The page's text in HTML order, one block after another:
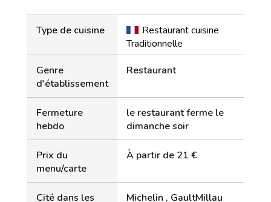
Type de cuisine
Restaurant cuisine
Traditionnelle
Genre
d'établissement
Restaurant
Fermeture
hebdo
le restaurant ferme le
dimanche soir
Prix du
menu/carte
À partir de 21 €
Cité dans les
Michelin , GaultMillau